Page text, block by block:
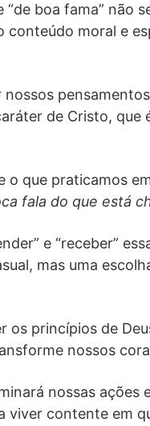
“de boa fama” não
conteúdo moral e
de Cristo, que
o que praticamos
fala do que está
e “receber”
mas uma
os princípios de
nossos
nossas ações
viver contente em